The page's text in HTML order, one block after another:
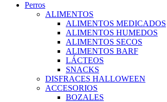
Perros
ALIMENTOS
ALIMENTOS MEDICADOS
ALIMENTOS HUMEDOS
ALIMENTOS SECOS
ALIMENTOS BARF
LÁCTEOS
SNACKS
DISFRACES HALLOWEEN
ACCESORIOS
BOZALES